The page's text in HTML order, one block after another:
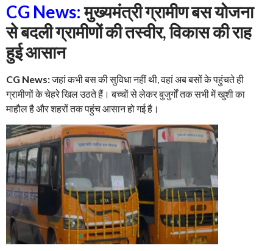
CG News:मुख्यमंत्री ग्रामीण बस योजना
से बदली ग्रामीणों की तस्वीर, विकास की राह
हुई आसान
CG News:जहां कभी बस की सुविधा नहीं थी, वहां अब बसों के पहुंचते ही
ग्रामीणों के चेहरे खिल उठते हैं। बच्चों से लेकर बुजुर्गों तक सभी में खुशी का
माहौल है और शहरों तक पहुंच आसान हो गई है।